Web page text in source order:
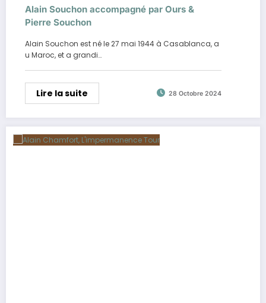
Alain Souchon accompagné par Ours &
Pierre Souchon
Alain Souchon est né le 27 mai 1944 à Casablanca, a
u Maroc, et a grandi…
Lire la suite 28 Octobre 2024